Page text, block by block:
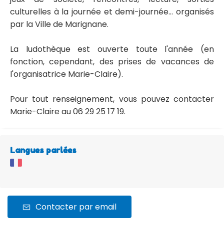
culturelles à la journée et demi-journée... organisés
par la Ville de Marignane.
La ludothèque est ouverte toute l'année (en
fonction, cependant, des prises de vacances de
l'organisatrice Marie-Claire).
Pour tout renseignement, vous pouvez contacter
Marie-Claire au 06 29 25 17 19.
Langues parlées
Contacter par email